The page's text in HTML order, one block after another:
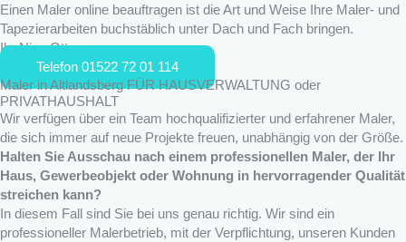
Einen Maler online beauftragen ist die Art und Weise Ihre Maler- und
Tapezierarbeiten buchstäblich unter Dach und Fach bringen.
Ihr Nico Otto
Telefon 01522 72 01 114
Maler in Altlandsberg FÜR HAUSVERWALTUNG oder
PRIVATHAUSHALT
Wir verfügen über ein Team hochqualifizierter und erfahrener Maler,
die sich immer auf neue Projekte freuen, unabhängig von der Größe.
Halten Sie Ausschau nach einem professionellen Maler, der Ihr
Haus, Gewerbeobjekt oder Wohnung in hervorragender Qualität
streichen kann?
In diesem Fall sind Sie bei uns genau richtig. Wir sind ein
professioneller Malerbetrieb, mit der Verpflichtung, unseren Kunden